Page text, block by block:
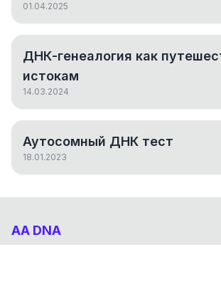
01.04.2025
ДНК-генеалогия как
истокам
14.03.2024
Аутосомный ДНК тест
18.01.2023
AA DNA